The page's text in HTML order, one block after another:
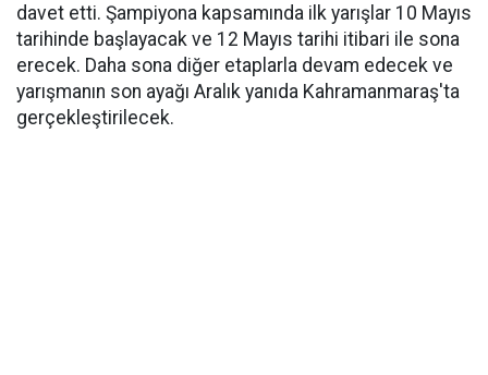
davet etti. Şampiyona kapsamında ilk yarışlar 10 Mayıs
tarihinde başlayacak ve 12 Mayıs tarihi itibari ile sona
erecek. Daha sona diğer etaplarla devam edecek ve
yarışmanın son ayağı Aralık yanıda Kahramanmaraş'ta
gerçekleştirilecek.